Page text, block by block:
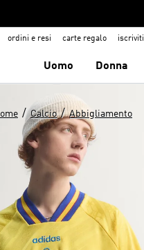
ordini e resi carte regalo iscriviti
Uomo Donna
/ Calcio / Abbigliamento